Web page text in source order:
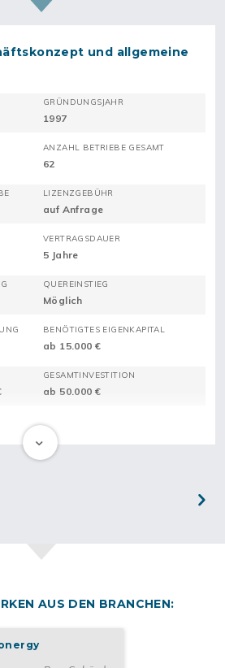
und allgemeine
GRÜNDUNGSJAHR
1997
ANZAHL BETRIEBE GESAMT
62
LIZENZGEBÜHR
auf Anfrage
VERTRAGSDAUER
5 Jahre
QUEREINSTIEG
Möglich
BENÖTIGTES EIGENKAPITAL
ab 15.000 €
GESAMTINVESTITION
ab 50.000 €
AUS DEN BRANCHEN: